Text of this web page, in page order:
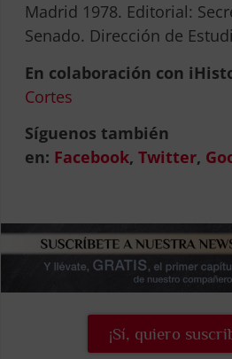
Madrid 1978. Editorial:
Senado. Dirección de
En colaboración con
Cortes
Síguenos también
en: Facebook, Twitter,
¡Sí, quiero